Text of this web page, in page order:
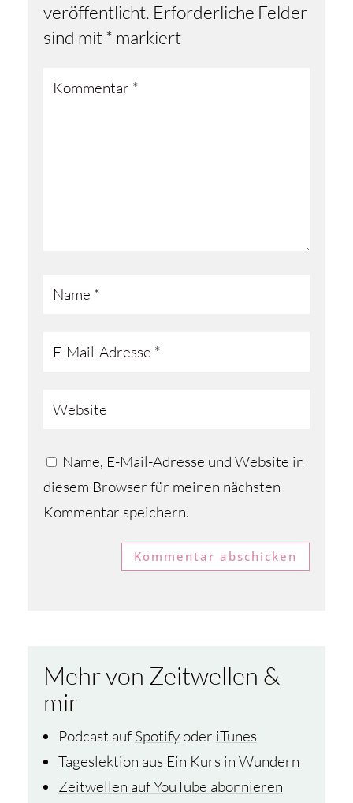
veröffentlicht. Erforderliche Felder
sind mit* markiert
Name, E-Mail-Adresse und Website in
diesem Browser für meinen nächsten
Kommentar speichern.
Kommentar abschicken
Mehr von Zeitwellen &
mir
Podcast auf Spotifyoder iTunes
Tageslektion aus Ein Kurs in Wundern
Zeitwellen auf YouTube abonnieren